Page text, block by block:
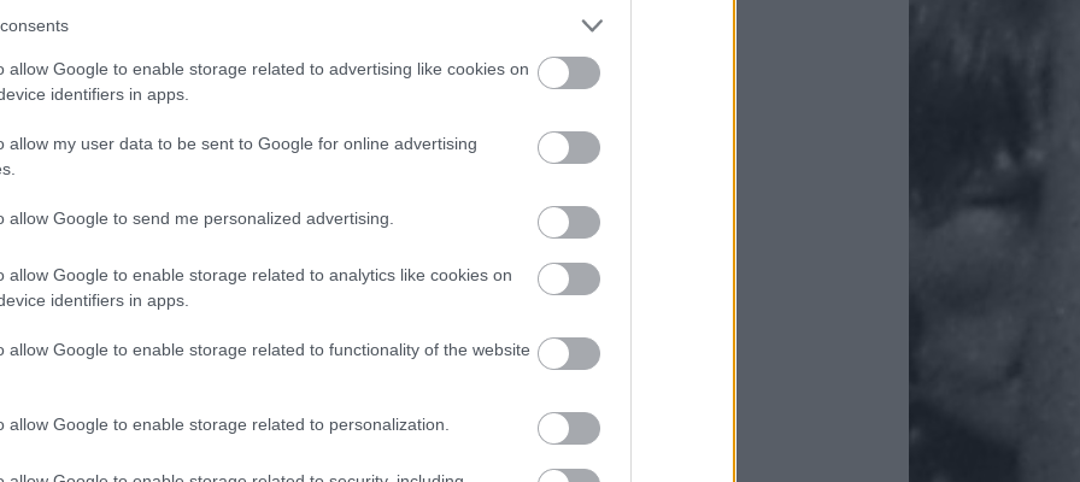
allow Google to enable storage related to advertising like cookies on
identifiers in apps.
allow my user data to be sent to Google for online advertising
allow Google to send me personalized advertising.
allow Google to enable storage related to analytics like cookies on
identifiers in apps.
allow Google to enable storage related to functionality of the website
allow Google to enable storage related to personalization.
utca 1. szám alatt tartották a vizsgákat nagynevű
Keszler Pálon kívül ott volt Faludi Rezső is. Első
Balassa P. Tamás kísért zongorán két zeneszámban,
mellesleg kiderült, hogy ez nem is annyira evidens,
első alkalommal, Németh Jóska például tudtommal
Ami tetszett az ORI-engedélyem
hol és milyen típusú helyeken léphetek fel –
egyéb szolgáltatásért”. Persze szó sem volt arról,
bennünket a későbbiekben, de nagyon viccesnek
1963-ban Magyarországon?
a gázsim fellépésenként, aztán többszöri emelés
a pályát. Ebben az évben a kezdő orvosi fizetésem
fellépés áráért mentem el egy egész hónapra
nem érdekelt, orvos akartam lenni.